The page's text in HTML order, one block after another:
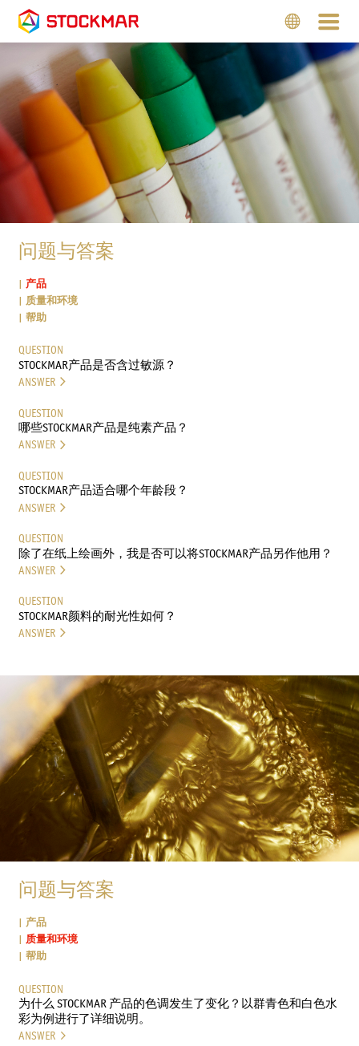
问题与答案
产品
质量和环境
帮助
QUESTION
STOCKMAR产品是否含过敏源？
ANSWER
QUESTION
哪些STOCKMAR产品是纯素产品？
ANSWER
QUESTION
STOCKMAR产品适合哪个年龄段？
ANSWER
QUESTION
除了在纸上绘画外，我是否可以将STOCKMAR产品另作他用？
ANSWER
QUESTION
STOCKMAR颜料的耐光性如何？
ANSWER
问题与答案
产品
质量和环境
帮助
QUESTION
为什么 STOCKMAR 产品的色调发生了变化？以群青色和白色水
彩为例进行了详细说明。
ANSWER